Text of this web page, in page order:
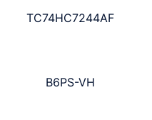
TC74HC7244AF
B6PS-VH